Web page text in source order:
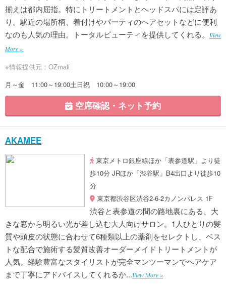
揃えは都内屈指。特にトリートメントとヘッドスパには定評あ
り。駅近の場所柄、着付けやパーティのヘアセットなどに便利
なのも人気の理由。トータルビューティを提供してくれる。
View
More »
※情報提供元：OZmall
月～金 11:00～19:00土日祝 10:00～19:00
空席確認・ネット予約
AKAMEE
東京メトロ銀座線ほか「表参道駅」より徒
歩10分 JRほか「渋谷駅」B4出口より徒歩10
分
東京都渋谷区渋谷2-6-2カノンパレス 1F
渋谷と表参道の間の路地裏にある、大
きな窓から明るい光が差し込む大人向けサロン。1人ひとりの髪
質や頭皮の状態に合わせて6種類以上の薬剤をセレクトし、ベス
トな配合で施術する髪質改善オーダーメイドトリートメントが
人気。経験豊富なスタイリストが完全マンツーマンでヘアケア
まで丁寧にアドバイスしてくれるか...View More »